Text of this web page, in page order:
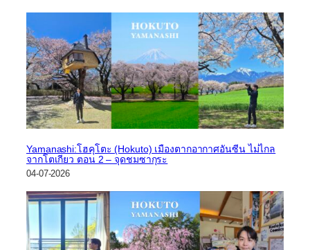
Yamanashi:โฮคุโตะ (Hokuto) เมืองตากอากาศอันซีน ไม่ไกล
จากโตเกียว ตอน 2 – จุดชมซากุระ
04-07-2026